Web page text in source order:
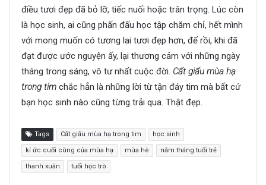
điều tươi đẹp đã bỏ lỡ, tiếc nuối hoặc trân trọng. Lúc còn
là học sinh, ai cũng phấn đấu học tập chăm chỉ, hết mình
với mong muốn có tương lai tươi đẹp hơn, để rồi, khi đã
đạt được ước nguyện ấy, lại thương cảm với những ngày
tháng trong sáng, vô tư nhất cuộc đời. Cất giấu mùa hạ
trong tim chắc hẳn là những lời từ tận đáy tim mà bất cứ
bạn học sinh nào cũng từng trải qua. Thật đẹp.
Tags Cất giấu mùa hạ trong tim học sinh
kí ức cuối cùng của mùa hạ mùa hè năm tháng tuổi trẻ
thanh xuân tuổi học trò